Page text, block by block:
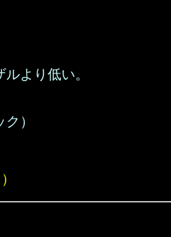
より低い。
）
）